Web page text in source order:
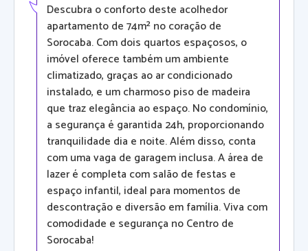
Descubra o conforto deste acolhedor
apartamento de 74m² no coração de
Sorocaba. Com dois quartos espaçosos, o
imóvel oferece também um ambiente
climatizado, graças ao ar condicionado
instalado, e um charmoso piso de madeira
que traz elegância ao espaço. No condomínio,
a segurança é garantida 24h, proporcionando
tranquilidade dia e noite. Além disso, conta
com uma vaga de garagem inclusa. A área de
lazer é completa com salão de festas e
espaço infantil, ideal para momentos de
descontração e diversão em família. Viva com
comodidade e segurança no Centro de
Sorocaba!